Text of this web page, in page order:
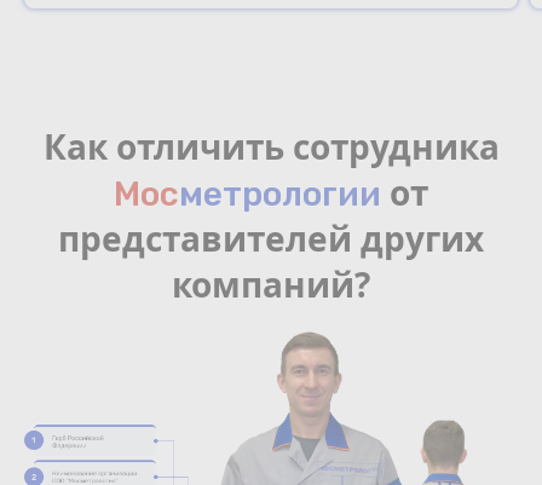
Как отличить сотрудника
Мосмeтрологии от
представителей других
компаний?